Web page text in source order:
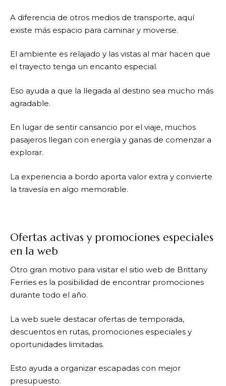
A diferencia de otros medios de transporte, aquí
existe más espacio para caminar y moverse.
El ambiente es relajado y las vistas al mar hacen que
el trayecto tenga un encanto especial.
Eso ayuda a que la llegada al destino sea mucho más
agradable.
En lugar de sentir cansancio por el viaje, muchos
pasajeros llegan con energía y ganas de comenzar a
explorar.
La experiencia a bordo aporta valor extra y convierte
la travesía en algo memorable.
Ofertas activas y promociones especiales
en la web
Otro gran motivo para visitar el sitio web de Brittany
Ferries es la posibilidad de encontrar promociones
durante todo el año.
La web suele destacar ofertas de temporada,
descuentos en rutas, promociones especiales y
oportunidades limitadas.
Esto ayuda a organizar escapadas con mejor
presupuesto.